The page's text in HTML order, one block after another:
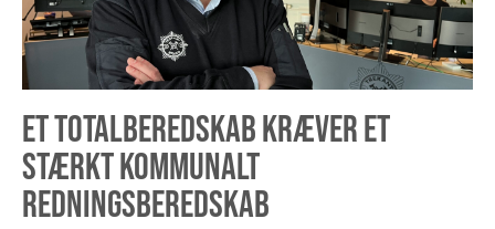
ET TOTALBEREDSKAB KRÆVER ET
STÆRKT KOMMUNALT
REDNINGSBEREDSKAB